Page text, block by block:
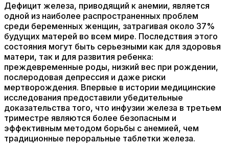
Дефицит железа, приводящий к анемии, является
одной из наиболее распространенных проблем
среди беременных женщин, затрагивая около 37%
будущих матерей во всем мире. Последствия этого
состояния могут быть серьезными как для здоровья
матери, так и для развития ребенка:
преждевременные роды, низкий вес при рождении,
послеродовая депрессия и даже риски
мертворождения. Впервые в истории медицинские
исследования предоставили убедительные
доказательства того, что инфузии железа в третьем
триместре являются более безопасным и
эффективным методом борьбы с анемией, чем
традиционные пероральные таблетки железа.